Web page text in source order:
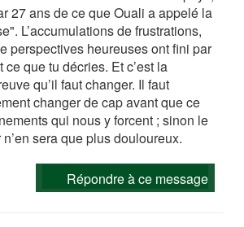
27 ans de ce que Ouali a appelé la
L’accumulations de frustrations,
perspectives heureuses ont fini par
ce que tu décries. Et c’est la
qu’il faut changer. Il faut
changer de cap avant que ce
qui nous y forcent ; sinon le
sera que plus douloureux.
Répondre à ce message